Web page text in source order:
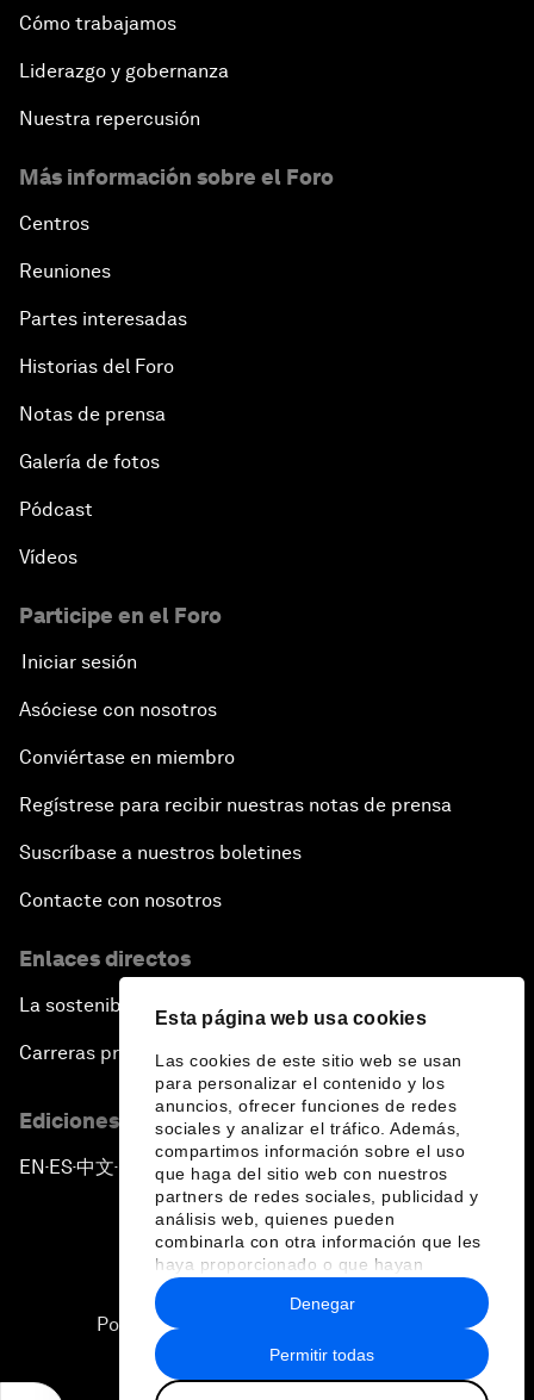
Esta página web usa cookies
Las cookies de este sitio web se usan
para personalizar el contenido y los
anuncios, ofrecer funciones de redes
sociales y analizar el tráfico. Además,
compartimos información sobre el uso
que haga del sitio web con nuestros
partners de redes sociales, publicidad y
análisis web, quienes pueden
combinarla con otra información que les
haya proporcionado o que hayan
recopilado a partir del uso que haya
hecho de sus servicios.
Permitir todas
Denegar
Cómo trabajamos
Liderazgo y gobernanza
Nuestra repercusión
Más información sobre el Foro
Centros
Reuniones
Partes interesadas
Historias del Foro
Notas de prensa
Galería de fotos
Pódcast
Vídeos
Participe en el Foro
Iniciar sesión
Asóciese con nosotros
Conviértase en miembro
Regístrese para recibir nuestras notas de prensa
Suscríbase a nuestros boletines
Contacte con nosotros
Enlaces directos
La sostenibilidad en el Foro
Carreras profesionales
Ediciones en otros idiomas
EN ▪ ES▪中文▪ 日本語
Política de privacidad y normas de uso